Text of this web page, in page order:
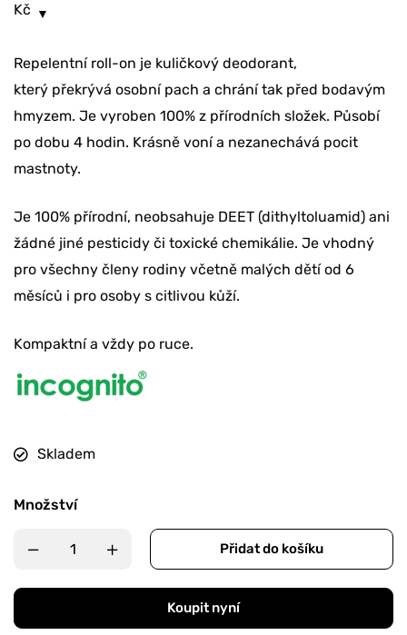
Kč
Repelentní roll-on je kuličkový deodorant,
který překrývá osobní pach a chrání tak před bodavým
hmyzem. Je vyroben 100% z přírodních složek. Působí
po dobu 4 hodin. Krásně voní a nezanechává pocit
mastnoty.
Je 100% přírodní, neobsahuje DEET (dithyltoluamid) ani
žádné jiné pesticidy či toxické chemikálie. Je vhodný
pro všechny členy rodiny včetně malých dětí od 6
měsíců i pro osoby s citlivou kůží.
Kompaktní a vždy po ruce.
Skladem
Množství
Přidat do košíku
Koupit nyní